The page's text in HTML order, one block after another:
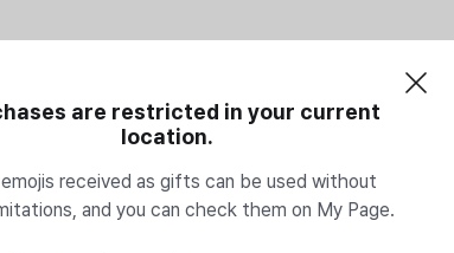
are restricted in your current
location.
received as gifts can be used without
and you can check them on My Page.